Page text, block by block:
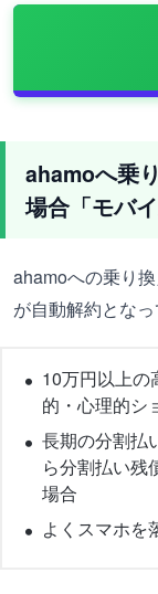
ahamoへ乗
場合「モバ
ahamoへの乗り
が自動解約となっ
10万円以上の
的・心理的シ
長期の分割払
ら分割払い残
場合
よくスマホを